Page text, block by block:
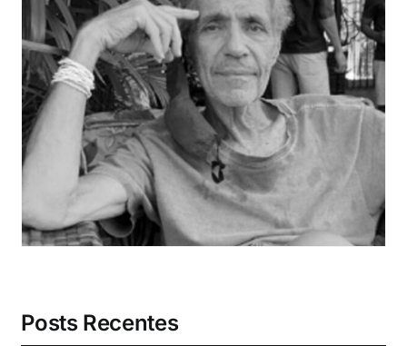
Eventos e Certificados
Comunicação
Buscar
resultados
para:
Posts Recentes